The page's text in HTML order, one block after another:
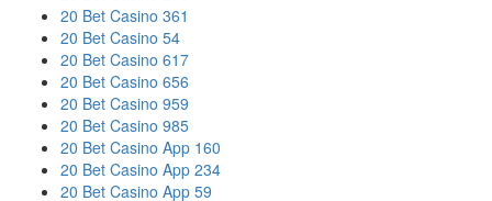
20 Bet Casino 361
20 Bet Casino 54
20 Bet Casino 617
20 Bet Casino 656
20 Bet Casino 959
20 Bet Casino 985
20 Bet Casino App 160
20 Bet Casino App 234
20 Bet Casino App 59